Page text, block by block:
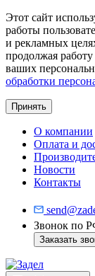
Этот сайт
работы
и рекламных
продолжая
ваших
обработки
Принять
О компании
Оплата и
Новости
Контакты
Звонок по
Заказать